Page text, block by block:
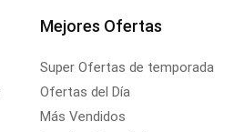
Mejores Ofertas
Super Ofertas de temporada
Ofertas del Día
Más Vendidos